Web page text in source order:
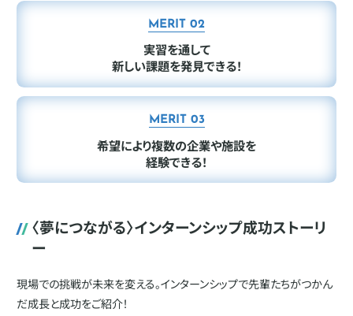
MERIT 02
実習を通して
新しい課題を発見できる！
MERIT 03
希望により複数の企業や施設を
経験できる！
〈夢につながる〉インターンシップ成功ストーリ
ー
現場での挑戦が未来を変える。インターンシップで先輩たちがつかん
だ成長と成功をご紹介！